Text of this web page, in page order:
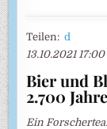
Teilen:d
13.10.2021 17:00
Bier und
2.700
Ein